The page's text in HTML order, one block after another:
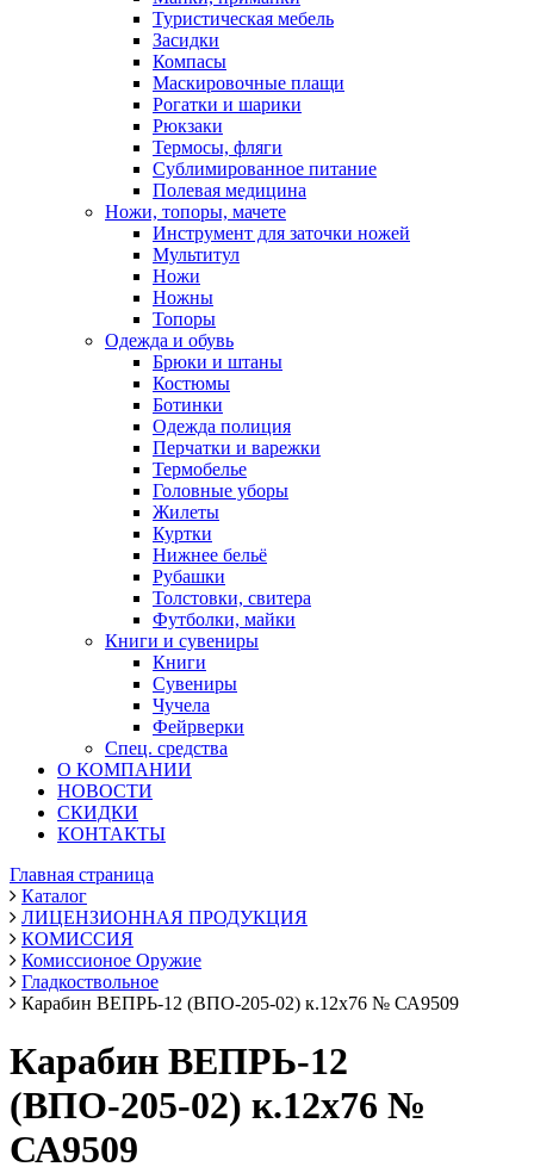
Туристическая мебель
Засидки
Компасы
Маскировочные плащи
Рогатки и шарики
Рюкзаки
Термосы, фляги
Сублимированное питание
Полевая медицина
Ножи, топоры, мачете
Инструмент для заточки ножей
Мультитул
Ножи
Ножны
Топоры
Одежда и обувь
Брюки и штаны
Костюмы
Ботинки
Одежда полиция
Перчатки и варежки
Термобелье
Головные уборы
Жилеты
Куртки
Нижнее бельё
Рубашки
Толстовки, свитера
Футболки, майки
Книги и сувениры
Книги
Сувениры
Чучела
Фейрверки
Спец. средства
О КОМПАНИИ
НОВОСТИ
СКИДКИ
КОНТАКТЫ
Главная страница
Каталог
ЛИЦЕНЗИОННАЯ ПРОДУКЦИЯ
КОМИССИЯ
Комиссионое Оружие
Гладкоствольное
Карабин ВЕПРЬ-12 (ВПО-205-02) к.12х76 № СА9509
Карабин ВЕПРЬ-12
(ВПО-205-02) к.12х76 №
СА9509